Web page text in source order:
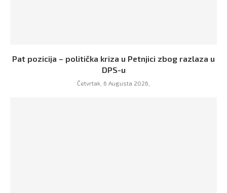
Pat pozicija – politička kriza u Petnjici zbog razlaza u
DPS-u
Četvrtak, 6 Augusta 2026,